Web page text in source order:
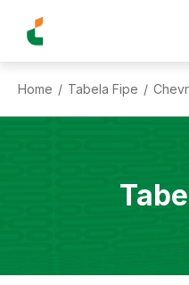
Home / Tabela Fipe /